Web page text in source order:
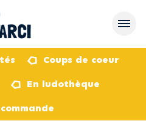
Coups de coeur
En ludothèque